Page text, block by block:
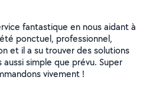
fantastique en nous aidant à
ponctuel, professionnel,
et il a su trouver des solutions
aussi simple que prévu. Super
vivement !